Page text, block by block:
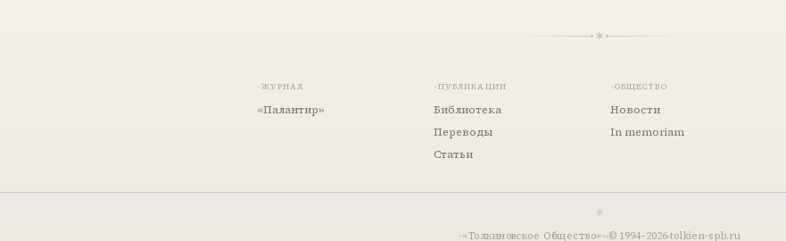
ЖУРНАЛ
«Палантир»
ПУБЛИКАЦИИ
Библиотека
Переводы
Статьи
ОБЩЕСТВО
Новости
In memoriam
-=Толкиновское Общество=- © 1994–2026 tolkien-spb.ru